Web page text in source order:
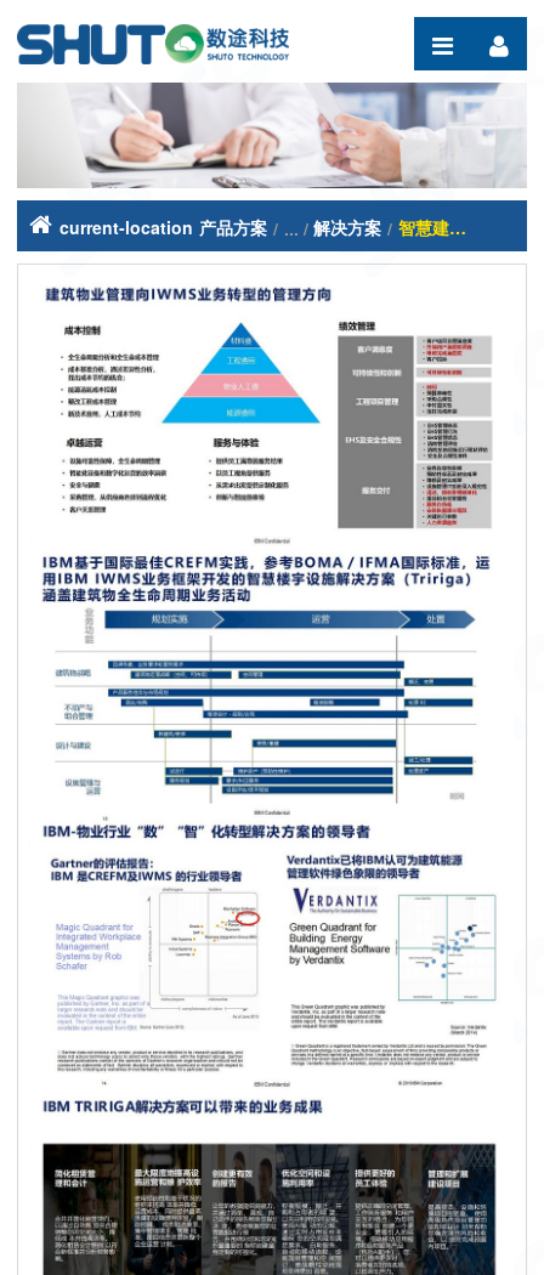
current-location 产品方案 / 解决方案 / 智慧建筑管理系统（TRIRIGA）